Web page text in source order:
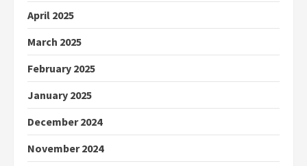
April 2025
March 2025
February 2025
January 2025
December 2024
November 2024